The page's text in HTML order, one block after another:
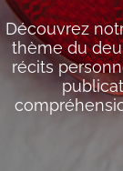
Découvrez
thème du
récits